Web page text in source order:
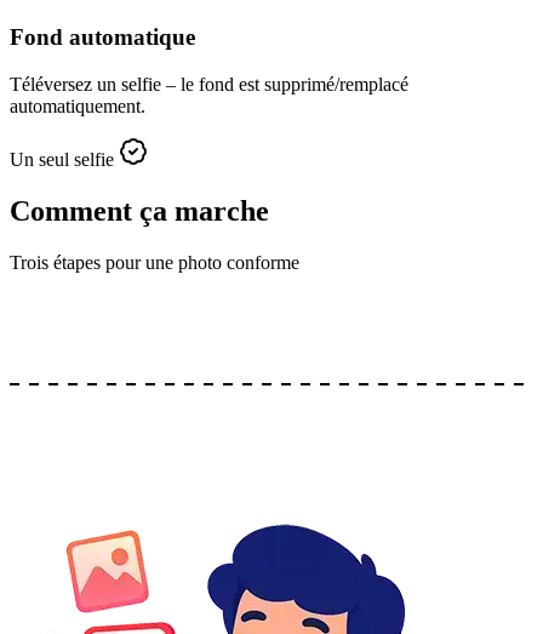
Fond automatique
Téléversez un selfie – le fond est supprimé/remplacé
automatiquement.
Un seul selfie
Comment ça marche
Trois étapes pour une photo conforme